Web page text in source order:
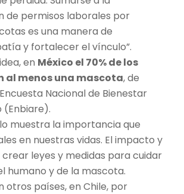
de permisos laborales por
es una manera de
y fortalecer el vínculo”.
en México el 70% de los
al menos una mascota, de
Nacional de Bienestar
muestra la importancia que
en nuestras vidas. El impacto y
leyes y medidas para cuidar
humano y de la mascota.
otros países, en Chile, por